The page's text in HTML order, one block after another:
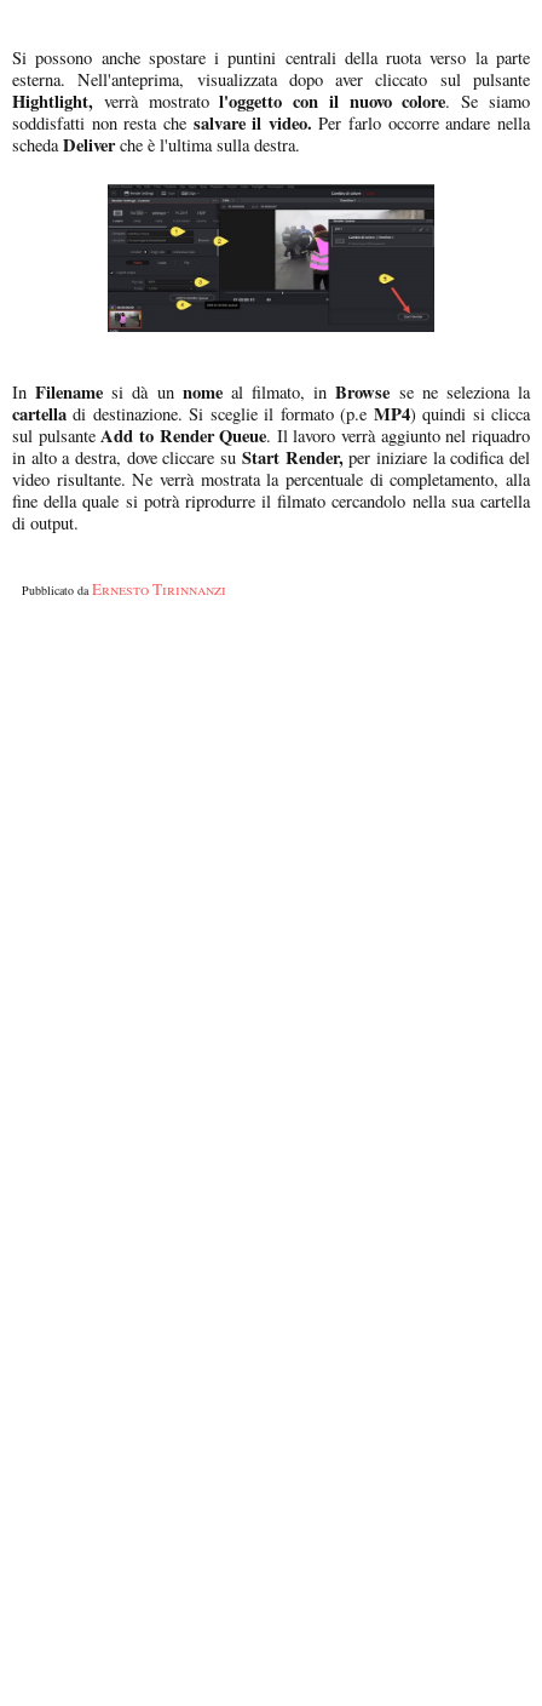
Si possono anche spostare i puntini centrali della ruota verso la parte
esterna. Nell'anteprima, visualizzata dopo aver cliccato sul pulsante
Hightlight, verrà mostratol'oggetto con il nuovo colore. Se siamo
soddisfatti non resta che salvare il video. Per farlo occorre andare nella
schedaDeliverche è l'ultima sulla destra.
InFilename si dà unnomeal filmato, in Browse se ne seleziona la
cartella di destinazione. Si sceglie il formato (p.e MP4) quindi si clicca
sul pulsanteAdd to Render Queue. Il lavoro verrà aggiunto nel riquadro
in alto a destra, dove cliccare su Start Render, per iniziare la codifica del
video risultante. Ne verrà mostrata la percentuale di completamento, alla
fine della quale si potrà riprodurre il filmato cercandolo nella sua cartella
di output.
Pubblicato da Ernesto Tirinnanzi